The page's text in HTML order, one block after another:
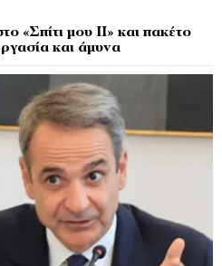
«Σπίτι μου ΙΙ» και πακέτο
και άμυνα